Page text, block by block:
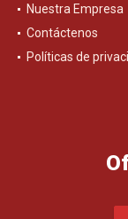
Nuestra Empresa
Contáctenos
Políticas de